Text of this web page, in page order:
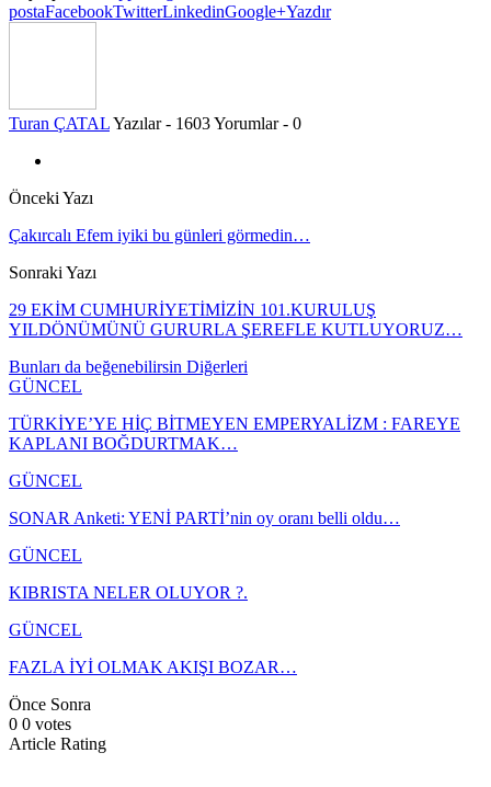
postaFacebookTwitterLinkedinGoogle+Yazdır
Turan ÇATALYazılar - 1603Yorumlar - 0
Önceki Yazı
Çakırcalı Efem iyiki bu günleri görmedin…
Sonraki Yazı
29 EKİM CUMHURİYETİMİZİN 101.KURULUŞ
YILDÖNÜMÜNÜ GURURLA ŞEREFLE KUTLUYORUZ…
Bunları da beğenebilirsin Diğerleri
GÜNCEL
TÜRKİYE’YE HİÇ BİTMEYEN EMPERYALİZM : FAREYE
KAPLANI BOĞDURTMAK…
GÜNCEL
SONAR Anketi: YENİ PARTİ’nin oy oranı belli oldu…
GÜNCEL
KIBRISTA NELER OLUYOR ?.
GÜNCEL
FAZLA İYİ OLMAK AKIŞI BOZAR…
Önce Sonra
0 0 votes
Article Rating